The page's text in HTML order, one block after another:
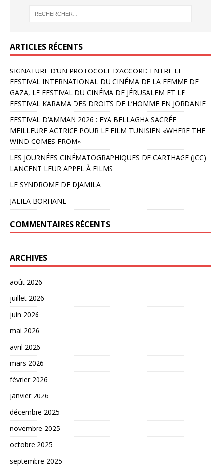
ARTICLES RÉCENTS
SIGNATURE D’UN PROTOCOLE D’ACCORD ENTRE LE
FESTIVAL INTERNATIONAL DU CINÉMA DE LA FEMME DE
GAZA, LE FESTIVAL DU CINÉMA DE JÉRUSALEM ET LE
FESTIVAL KARAMA DES DROITS DE L’HOMME EN JORDANIE
FESTIVAL D’AMMAN 2026 : EYA BELLAGHA SACRÉE
MEILLEURE ACTRICE POUR LE FILM TUNISIEN «WHERE THE
WIND COMES FROM»
LES JOURNÉES CINÉMATOGRAPHIQUES DE CARTHAGE (JCC)
LANCENT LEUR APPEL À FILMS
LE SYNDROME DE DJAMILA
JALILA BORHANE
COMMENTAIRES RÉCENTS
ARCHIVES
août 2026
juillet 2026
juin 2026
mai 2026
avril 2026
mars 2026
février 2026
janvier 2026
décembre 2025
novembre 2025
octobre 2025
septembre 2025